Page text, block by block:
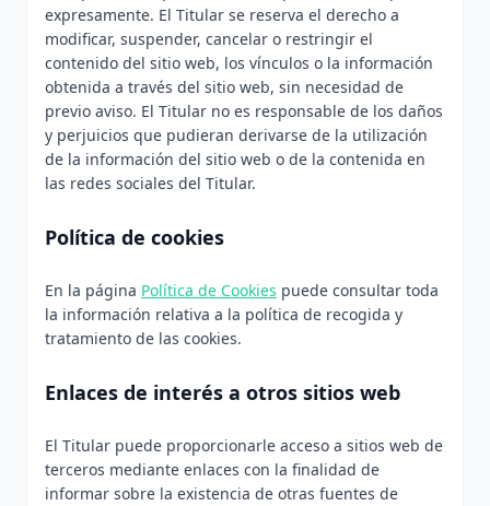
expresamente. El Titular se reserva el derecho a
modificar, suspender, cancelar o restringir el
contenido del sitio web, los vínculos o la información
obtenida a través del sitio web, sin necesidad de
previo aviso. El Titular no es responsable de los daños
y perjuicios que pudieran derivarse de la utilización
de la información del sitio web o de la contenida en
las redes sociales del Titular.
Política de cookies
En la página Política de Cookies puede consultar toda
la información relativa a la política de recogida y
tratamiento de las cookies.
Enlaces de interés a otros sitios web
El Titular puede proporcionarle acceso a sitios web de
terceros mediante enlaces con la finalidad de
informar sobre la existencia de otras fuentes de